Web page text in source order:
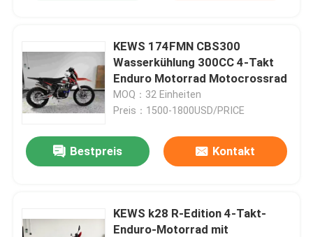
KEWS 174FMN CBS300
Wasserkühlung 300CC 4-Takt
Enduro Motorrad Motocrossrad
MOQ：32 Einheiten
Preis：1500-1800USD/PRICE
Bestpreis Kontakt
KEWS k28 R-Edition 4-Takt-
Enduro-Motorrad mit